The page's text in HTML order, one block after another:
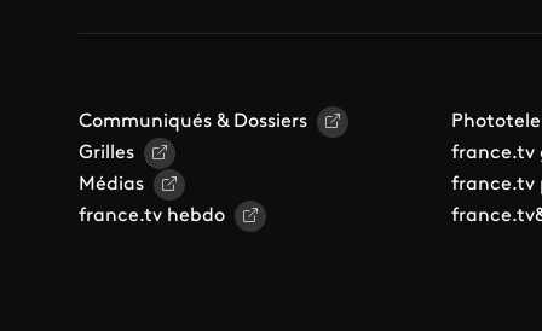
Communiqués & Dossiers
Grilles
Médias
france.tv hebdo
Phototele
france.tv
france.tv